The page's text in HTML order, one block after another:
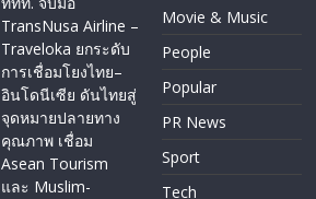
TransNusa Airline –
Traveloka ยกระดับ
การเชื่อมโยงไทย–
อินโดนีเซีย ดันไทยสู่
จุดหมายปลายทาง
คุณภาพ เชื่อม
Asean Tourism
และ Muslim-
Movie & Music
People
Popular
PR News
Sport
Tech